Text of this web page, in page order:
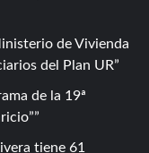
de Vivienda
del Plan UR
de la 19ª
tiene 61